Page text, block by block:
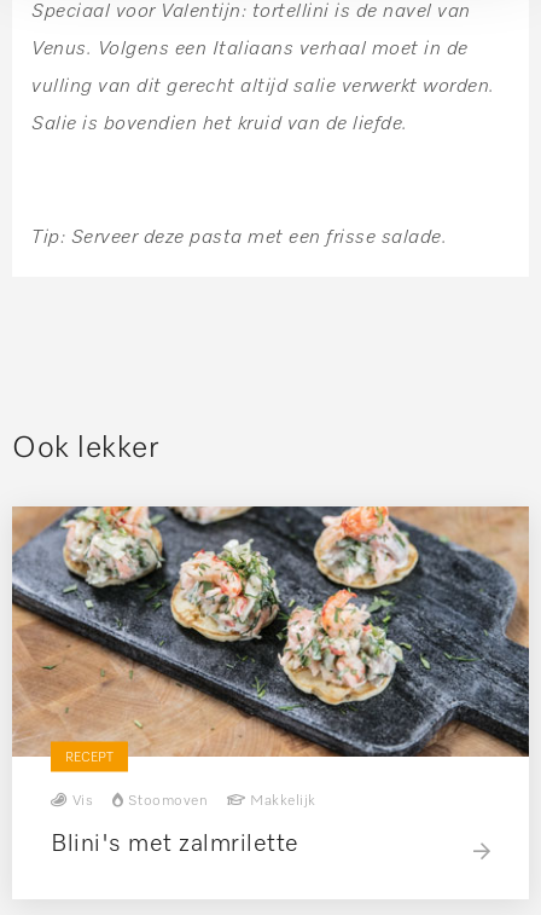
Speciaal voor Valentijn: tortellini is de navel van
Venus. Volgens een Italiaans verhaal moet in de
vulling van dit gerecht altijd salie verwerkt worden.
Salie is bovendien het kruid van de liefde.
Tip: Serveer deze pasta met een frisse salade.
Ook lekker
RECEPT
Vis Stoomoven Makkelijk
Blini's met zalmrilette